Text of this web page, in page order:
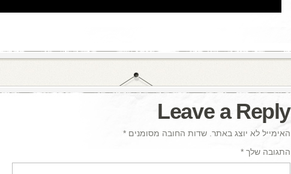
Leave a Reply
האימייל לא יוצג באתר. שדות החובה מסומנים *
התגובה שלך *